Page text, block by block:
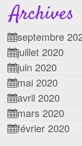
Archives
septembre
juillet 2020
juin 2020
mai 2020
avril 2020
mars 2020
février 2020